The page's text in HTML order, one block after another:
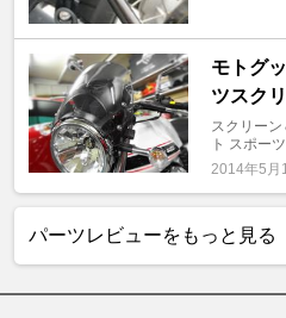
モトグ
ツスク
スクリー
ト スポー
2014年5月
パーツレビューをもっと見る